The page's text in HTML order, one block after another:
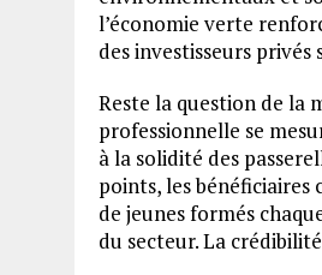
l’économie verte
des investisseurs privés
Reste la question de la
professionnelle se
à la solidité des
points, les
de jeunes formés
du secteur. La